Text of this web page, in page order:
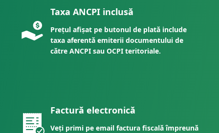
Taxa ANCPI inclusă
Prețul afișat pe butonul de plată include
taxa aferentă emiterii documentului de
către ANCPI sau OCPI teritoriale.
Factură electronică
Veți primi pe email factura fiscală împreună